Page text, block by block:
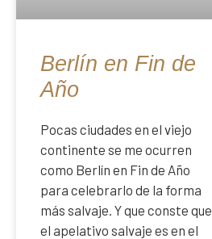
Berlín en Fin de
Año
Pocas ciudades en el viejo
continente se me ocurren
como Berlín en Fin de Año
para celebrarlo de la forma
más salvaje. Y que conste que
el apelativo salvaje es en el